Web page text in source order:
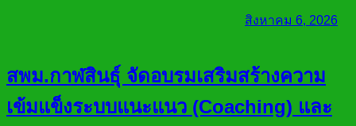
สิงหาคม 6, 2026
สพม.กาฬสินธุ์ จัดอบรมเสริมสร้างความ
เข้มแข็งระบบแนะแนว (Coaching) และ